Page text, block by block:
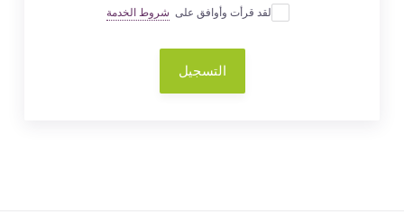
لقد قرأت وأوافق علىشروط الخدمة
التسجيل